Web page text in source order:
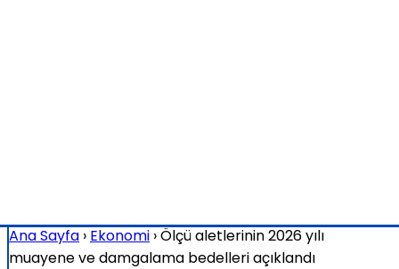
Ana Sayfa › Ekonomi ›Ölçü aletlerinin 2026 yılı
muayene ve damgalama bedelleri açıklandı